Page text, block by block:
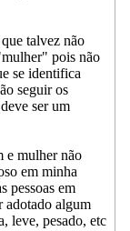
talvez não
pois não
se identifica
seguir os
ser um
e mulher não
em minha
pessoas em
adotado algum
leve, pesado, etc